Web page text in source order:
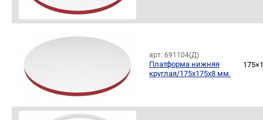
арт. 691104(Д)
Платформа нижняя
круглая/175х175х8 мм.